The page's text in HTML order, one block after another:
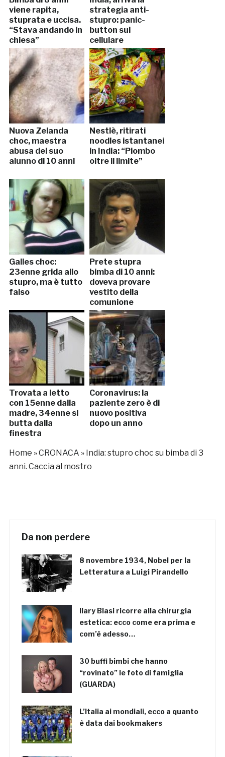
viene rapita,
stuprata e uccisa.
“Stava andando in
chiesa”
strategia anti-
stupro: panic-
button sul
cellulare
Nuova Zelanda
choc, maestra
abusa del suo
alunno di 10 anni
Nestlè, ritirati
noodles istantanei
in India: “Piombo
oltre il limite”
Galles choc:
23enne grida allo
stupro, ma è tutto
falso
Prete stupra
bimba di 10 anni:
doveva provare
vestito della
comunione
Trovata a letto
con 15enne dalla
madre, 34enne si
butta dalla
finestra
Coronavirus: la
paziente zero è di
nuovo positiva
dopo un anno
Home »CRONACA » India: stupro choc su bimba di 3
anni. Caccia al mostro
Da non perdere
8 novembre 1934, Nobel per la
Letteratura a Luigi Pirandello
Ilary Blasi ricorre alla chirurgia
estetica: ecco come era prima e
com’è adesso…
30 buffi bimbi che hanno
“rovinato” le foto di famiglia
(GUARDA)
L’Italia ai mondiali, ecco a quanto
è data dai bookmakers